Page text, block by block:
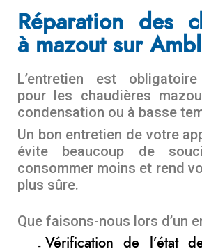
Réparation des
à mazout sur
L’entretien est
pour les chaudières
condensation ou à basse
Un bon entretien de votre
évite beaucoup de
consommer moins et rend
plus sûre.
Que faisons-nous lors d’un
Vérification de l’état